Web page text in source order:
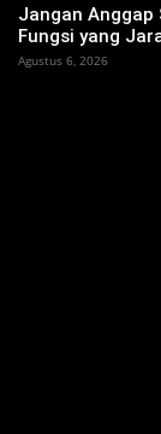
Jangan Anggap
Fungsi yang
Agustus 6, 2026